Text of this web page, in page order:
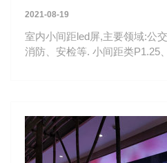
2021-08-19
室内小间距led屏,主要领域:公
消防、安检等. 小间距类P1.25